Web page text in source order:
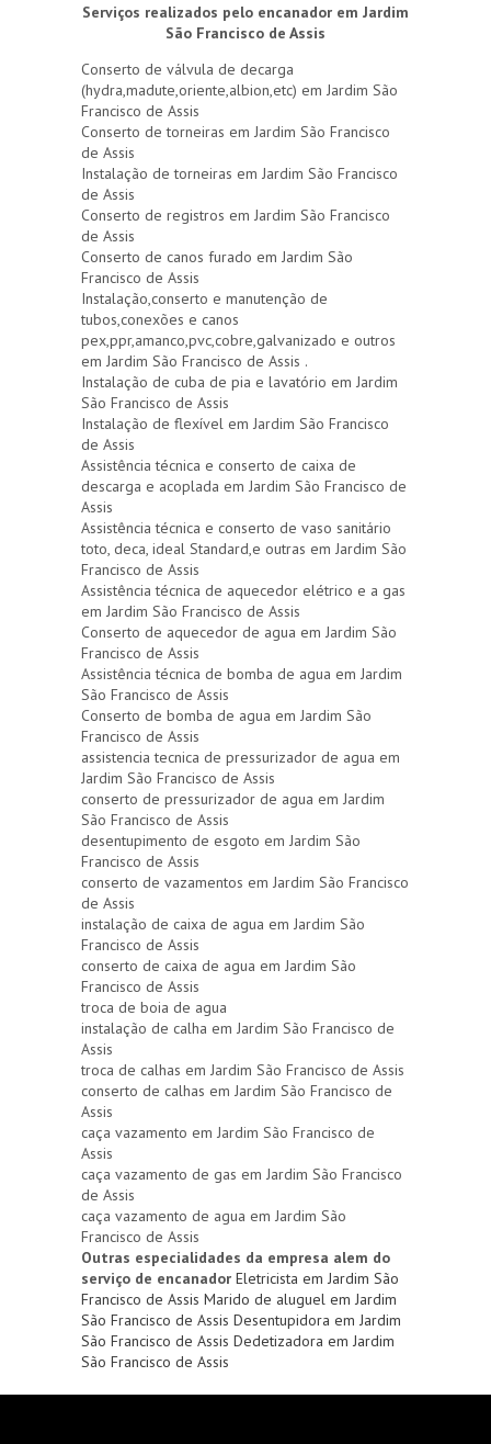
Serviços realizados pelo encanador em Jardim
São Francisco de Assis
Conserto de válvula de decarga
(hydra,madute,oriente,albion,etc) em Jardim São
Francisco de Assis
Conserto de torneiras em Jardim São Francisco
de Assis
Instalação de torneiras em Jardim São Francisco
de Assis
Conserto de registros em Jardim São Francisco
de Assis
Conserto de canos furado em Jardim São
Francisco de Assis
Instalação,conserto e manutenção de
tubos,conexões e canos
pex,ppr,amanco,pvc,cobre,galvanizado e outros
em Jardim São Francisco de Assis .
Instalação de cuba de pia e lavatório em Jardim
São Francisco de Assis
Instalação de flexível em Jardim São Francisco
de Assis
Assistência técnica e conserto de caixa de
descarga e acoplada em Jardim São Francisco de
Assis
Assistência técnica e conserto de vaso sanitário
toto, deca, ideal Standard,e outras em Jardim São
Francisco de Assis
Assistência técnica de aquecedor elétrico e a gas
em Jardim São Francisco de Assis
Conserto de aquecedor de agua em Jardim São
Francisco de Assis
Assistência técnica de bomba de agua em Jardim
São Francisco de Assis
Conserto de bomba de agua em Jardim São
Francisco de Assis
assistencia tecnica de pressurizador de agua em
Jardim São Francisco de Assis
conserto de pressurizador de agua em Jardim
São Francisco de Assis
desentupimento de esgoto em Jardim São
Francisco de Assis
conserto de vazamentos em Jardim São Francisco
de Assis
instalação de caixa de agua em Jardim São
Francisco de Assis
conserto de caixa de agua em Jardim São
Francisco de Assis
troca de boia de agua
instalação de calha em Jardim São Francisco de
Assis
troca de calhas em Jardim São Francisco de Assis
conserto de calhas em Jardim São Francisco de
Assis
caça vazamento em Jardim São Francisco de
Assis
caça vazamento de gas em Jardim São Francisco
de Assis
caça vazamento de agua em Jardim São
Francisco de Assis
Outras especialidades da empresa alem do
serviço de encanador Eletricista em Jardim São
Francisco de Assis Marido de aluguel em Jardim
São Francisco de Assis Desentupidora em Jardim
São Francisco de Assis Dedetizadora em Jardim
São Francisco de Assis